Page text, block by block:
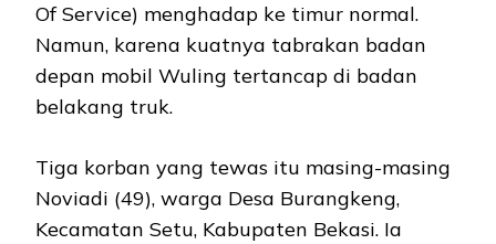
Of Service) menghadap ke timur normal.
Namun, karena kuatnya tabrakan badan
depan mobil Wuling tertancap di badan
belakang truk.
Tiga korban yang tewas itu masing-masing
Noviadi (49), warga Desa Burangkeng,
Kecamatan Setu, Kabupaten Bekasi. Ia